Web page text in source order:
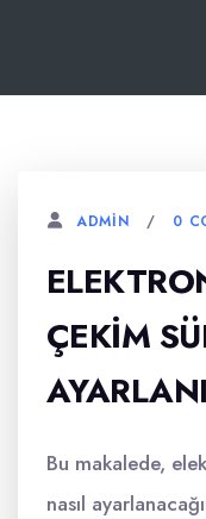
ADMIN 0
ÇEKIM
Bu makalede,
nasıl